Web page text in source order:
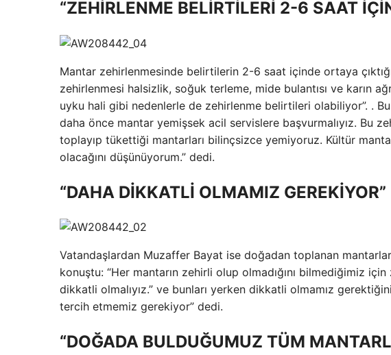
“ZEHİRLENME BELİRTİLERİ 2-6 SAAT
Mantar zehirlenmesinde belirtilerin 2-6 saat içinde ortaya
zehirlenmesi halsizlik, soğuk terleme, mide bulantısı ve karın
uyku hali gibi nedenlerle de zehirlenme belirtileri olabiliyor”. .
daha önce mantar yemişsek acil servislere başvurmalıyız. Bu
toplayıp tükettiği mantarları bilinçsizce yemiyoruz. Kültür
olacağını düşünüyorum.” dedi.
“DAHA DİKKATLİ OLMAMIZ GEREKİYOR”
Vatandaşlardan Muzaffer Bayat ise doğadan toplanan
konuştu: “Her mantarın zehirli olup olmadığını bilmediğimiz
dikkatli olmalıyız.” ve bunları yerken dikkatli olmamız
tercih etmemiz gerekiyor” dedi.
“DOĞADA BULDUĞUMUZ TÜM